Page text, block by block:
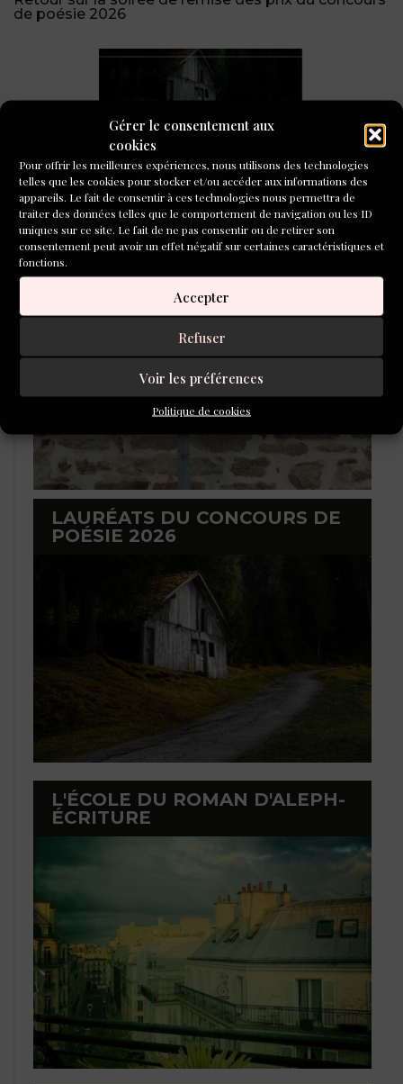
Gérer le consentement aux
cookies
Pour offrir les meilleures expériences, nous utilisons des technologies
telles que les cookies pour stocker et/ou accéder aux informations des
appareils. Le fait de consentir à ces technologies nous permettra de
traiter des données telles que le comportement de navigation ou les ID
uniques sur ce site. Le fait de ne pas consentir ou de retirer son
consentement peut avoir un effet négatif sur certaines caractéristiques et
fonctions.
Accepter
Refuser
Voir les préférences
Politique de cookies
de poésie 2026
« Quelque part dans la forêt primaire », prix du
public de L’Inventoire !
CONCOURS DE NOUVELLES
2026
LAURÉATS DU CONCOURS DE
POÉSIE 2026
L'ÉCOLE DU ROMAN D'ALEPH-
ÉCRITURE